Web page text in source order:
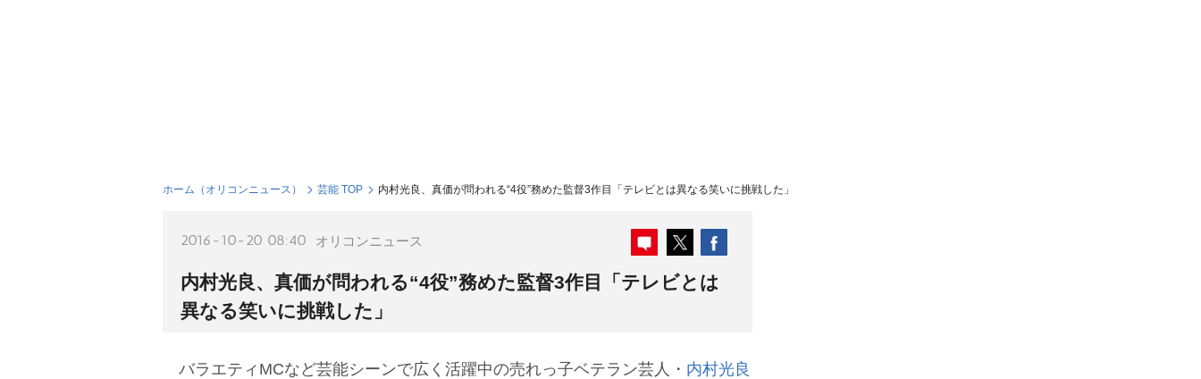
ホーム（オリコンニュース） 芸能 TOP 内村光良、真価が問われる“4役”務めた監督3作目「テレビとは異なる笑いに挑戦した」
2016-10-20 08:40 オリコンニュース
内村光良、真価が問われる“4役”務めた監督3作目「テレビとは
異なる笑いに挑戦した」
バラエティMCなど芸能シーンで広く活躍中の売れっ子ベテラン芸人・ 内村光良